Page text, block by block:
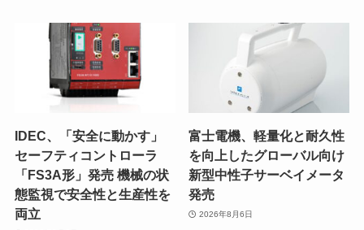
IDEC、「安全に動かす」
セーフティコントローラ
「FS3A形」発売 機械の状
態監視で安全性と生産性を
両立
富士電機、軽量化と耐久性
を向上したグローバル向け
新型中性子サーベイメータ
発売
2026年8月6日